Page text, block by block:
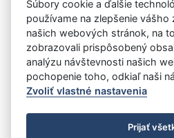
2025
1Aktuálna
stránka
1
2 3
Úrad vlády SR
- Všetky práva
Prehlásenie o prístupnosti
Súbory cookie a ďalšie
používame na zlepšenie vášho
našich webových stránok, na
zobrazovali prispôsobený
analýzu návštevnosti našich
pochopenie toho, odkiaľ naši
Zvoliť vlastné nastavenia
Prijať